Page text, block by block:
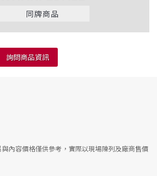
同牌商品
詢問商品資訊
內容價格僅供參考，實際以現場陳列及廠商售價